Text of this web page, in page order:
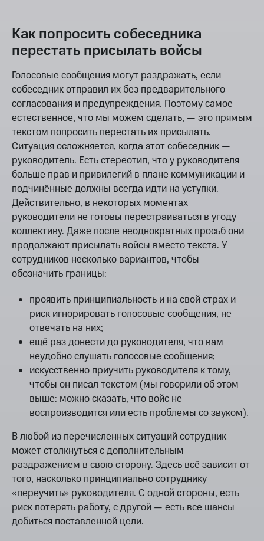
Как попросить собеседника
перестать присылать войсы
Голосовые сообщения могут раздражать, если
собеседник отправил их без предварительного
согласования и предупреждения. Поэтому самое
естественное, что мы можем сделать, — это прямым
текстом попросить перестать их присылать.
Ситуация осложняется, когда этот собеседник —
руководитель. Есть стереотип, что у руководителя
больше прав и привилегий в плане коммуникации и
подчинённые должны всегда идти на уступки.
Действительно, в некоторых моментах
руководители не готовы перестраиваться в угоду
коллективу. Даже после неоднократных просьб они
продолжают присылать войсы вместо текста. У
сотрудников несколько вариантов, чтобы
обозначить границы:
проявить принципиальность и на свой страх и
риск игнорировать голосовые сообщения, не
отвечать на них;
ещё раз донести до руководителя, что вам
неудобно слушать голосовые сообщения;
искусственно приучить руководителя к тому,
чтобы он писал текстом (мы говорили об этом
выше: можно сказать, что войс не
воспроизводится или есть проблемы со звуком).
В любой из перечисленных ситуаций сотрудник
может столкнуться с дополнительным
раздражением в свою сторону. Здесь всё зависит от
того, насколько принципиально сотруднику
«переучить» руководителя. С одной стороны, есть
риск потерять работу, с другой — есть все шансы
добиться поставленной цели.